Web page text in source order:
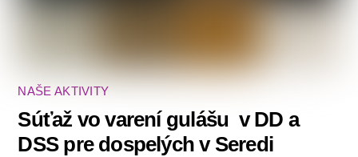
NAŠE AKTIVITY
Súťaž vo varení gulášu ‍ v DD a
DSS pre dospelých v Seredi